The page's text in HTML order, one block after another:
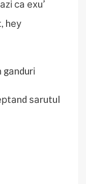
са ехu’
hеу
gаndurі
ѕаrutul